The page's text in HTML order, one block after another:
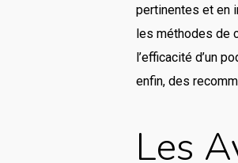
pertinentes et en
les méthodes de
l’efficacité d’un
enfin, des
Les